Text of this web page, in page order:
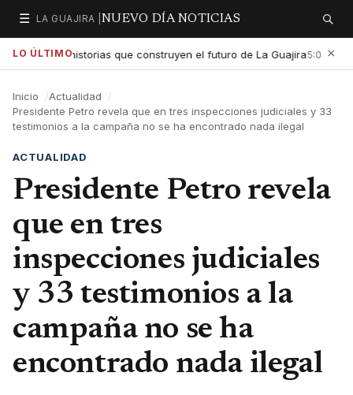
☰
Secciones
LA GUAJIRA | NUEVO DÍA NOTICIAS Buscar
LO ÚLTIMO
las historias que construyen el futuro de La Guajira5:01 PM×
Inicio
Actualidad
Presidente Petro revela que en tres inspecciones judiciales y 33
testimonios a la campaña no se ha encontrado nada ilegal
ACTUALIDAD
Presidente Petro revela
que en tres
inspecciones judiciales
y 33 testimonios a la
campaña no se ha
encontrado nada ilegal